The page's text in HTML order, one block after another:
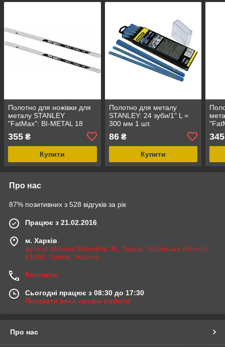
Полотно для ножівки для
металу STANLEY
"FatMax": BI-METAL 18
355 ₴
Купити
Полотно для металу
STANLEY: 24 зуби/1" L =
300 мм 1 шт.
86₴
Купити
345
Про нас
87% позитивних з 528 відгуків за рік
Працює з 21.02.2016
м. Харків
вулиця Миколи Манойла 38, Харків, Харківська область,
61068, Харків, Україна
Контакти
Сьогодні працює з 08:30 до 17:30
Показати весь графік роботи
Про нас